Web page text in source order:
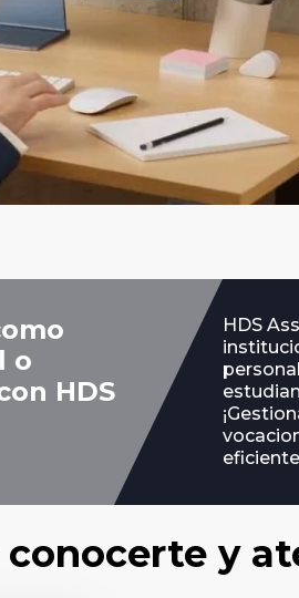
o
HDS
HDS
conocerte y